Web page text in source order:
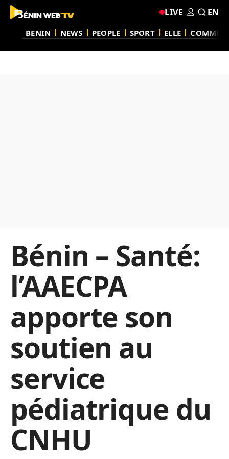
BENIN NEWS PEOPLE SPORT ELLE
LIVE EN
Bénin – Santé:
l’AAECPA
apporte son
soutien au
service
pédiatrique du
CNHU